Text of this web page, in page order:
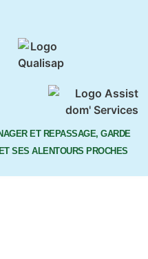
ET REPASSAGE, GARDE
SES ALENTOURS PROCHES